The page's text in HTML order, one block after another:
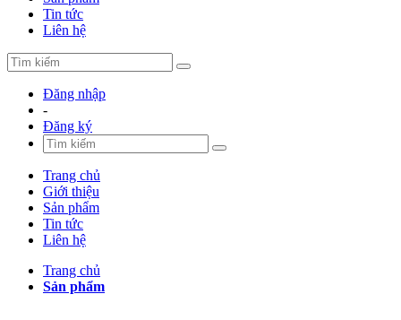
Tin tức
Liên hệ
Đăng nhập
-
Đăng ký
Trang chủ
Giới thiệu
Sản phẩm
Tin tức
Liên hệ
Trang chủ
Sản phẩm